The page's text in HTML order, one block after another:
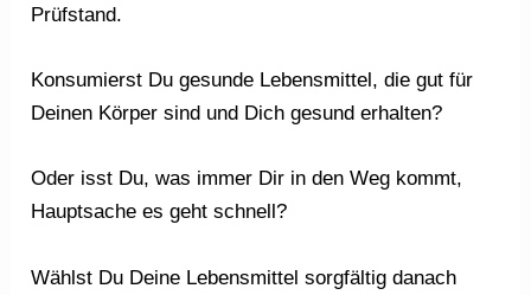
Prüfstand.
Konsumierst Du gesunde Lebensmittel, die gut für
Deinen Körper sind und Dich gesund erhalten?
Oder isst Du, was immer Dir in den Weg kommt,
Hauptsache es geht schnell?
Wählst Du Deine Lebensmittel sorgfältig danach